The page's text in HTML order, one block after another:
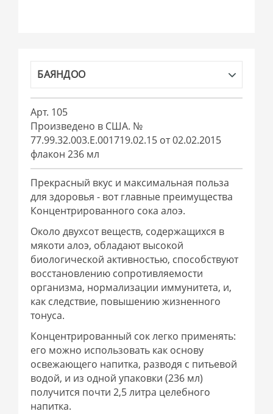
БАЯНДОО
Арт. 105
Произведено в США. №
77.99.32.003.Е.001719.02.15 от 02.02.2015
флакон 236 мл
Прекрасный вкус и максимальная польза
для здоровья - вот главные преимущества
Концентрированного сока алоэ.
Около двухсот веществ, содержащихся в
мякоти алоэ, обладают высокой
биологической активностью, способствуют
восстановлению сопротивляемости
организма, нормализации иммунитета, и,
как следствие, повышению жизненного
тонуса.
Концентрированный сок легко применять:
его можно использовать как основу
освежающего напитка, разводя с питьевой
водой, и из одной упаковки (236 мл)
получится почти 2,5 литра целебного
напитка.